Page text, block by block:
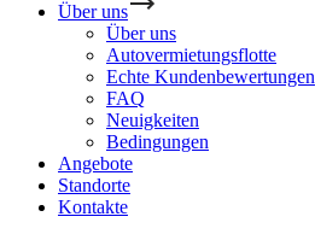
Über uns
Über uns
Autovermietungsflotte
Echte Kundenbewertungen
FAQ
Neuigkeiten
Bedingungen
Angebote
Standorte
Kontakte